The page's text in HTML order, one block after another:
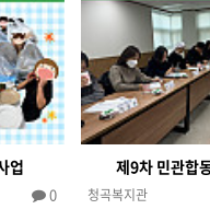
업
0
제9차 민관합
청곡복지관